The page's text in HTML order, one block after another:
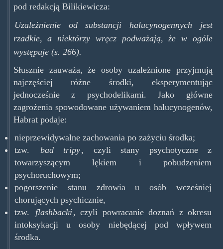
pod redakcją Bilikiewicza:
Uzależnienie od substancji halucynogennych jest
rzadkie, a niektórzy wręcz podważają, że w ogóle
występuje (s. 266).
Słusznie zauważa, że osoby uzależnione przyjmują
najczęściej różne środki, eksperymentując
jednocześnie z psychodelikami. Jako główne
zagrożenia spowodowane używaniem halucynogenów,
Habrat podaje:
nieprzewidywalne zachowania po zażyciu środka;
tzw.
bad tripy, czyli stany psychotyczne z
towarzyszącym lękiem i pobudzeniem
psychoruchowym;
pogorszenie stanu zdrowia u osób wcześniej
chorujących psychicznie,
tzw.
flashbacki, czyli powracanie doznań z okresu
intoksykacji u osoby niebędącej pod wpływem
środka.